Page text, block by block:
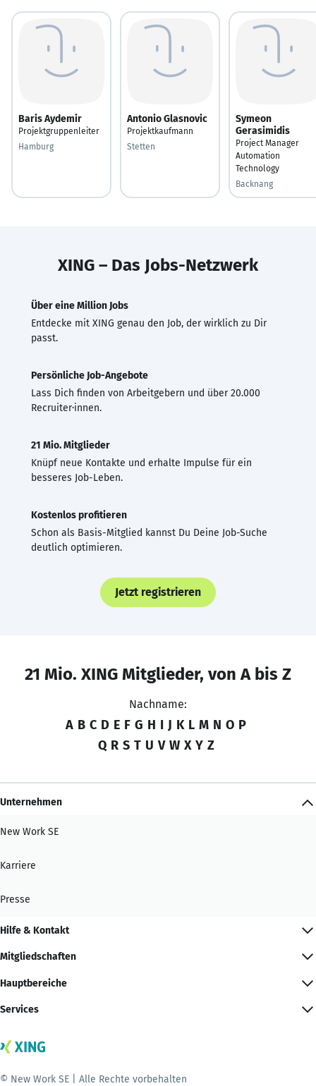
Baris Aydemir
Projektgruppenleiter
Hamburg
Antonio Glasnovic
Projektkaufmann
Stetten
Symeon
Gerasimidis
Project Manager
Automation
Technology
Backnang
XING – Das Jobs-Netzwerk
Über eine Million Jobs
Entdecke mit XING genau den Job, der wirklich zu Dir
passt.
Persönliche Job-Angebote
Lass Dich finden von Arbeitgebern und über 20.000
Recruiter·innen.
21 Mio. Mitglieder
Knüpf neue Kontakte und erhalte Impulse für ein
besseres Job-Leben.
Kostenlos profitieren
Schon als Basis-Mitglied kannst Du Deine Job-Suche
deutlich optimieren.
Jetzt registrieren
21 Mio. XING Mitglieder, von A bis Z
Nachname:
A B C D E F G H I J K L M N O P
Q R S T U V W X Y Z
Unternehmen
New Work SE
Karriere
Presse
Hilfe & Kontakt
Mitgliedschaften
Hauptbereiche
Services
© New Work SE | Alle Rechte vorbehalten